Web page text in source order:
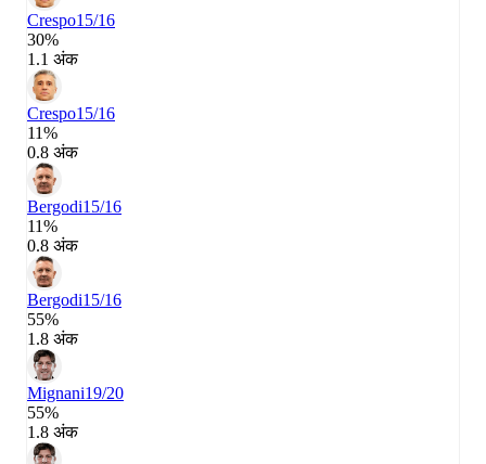
Crespo15/16
30%
1.1 अंक
Crespo15/16
11%
0.8 अंक
Bergodi15/16
11%
0.8 अंक
Bergodi15/16
55%
1.8 अंक
Mignani19/20
55%
1.8 अंक